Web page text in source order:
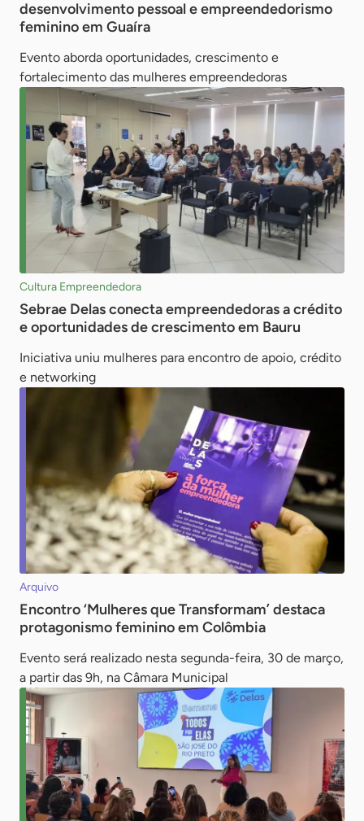
desenvolvimento pessoal e empreendedorismo
feminino em Guaíra
Evento aborda oportunidades, crescimento e
fortalecimento das mulheres empreendedoras
Cultura Empreendedora
Sebrae Delas conecta empreendedoras a crédito
e oportunidades de crescimento em Bauru
Iniciativa uniu mulheres para encontro de apoio, crédito
e networking
Arquivo
Encontro ‘Mulheres que Transformam’ destaca
protagonismo feminino em Colômbia
Evento será realizado nesta segunda-feira, 30 de março,
a partir das 9h, na Câmara Municipal